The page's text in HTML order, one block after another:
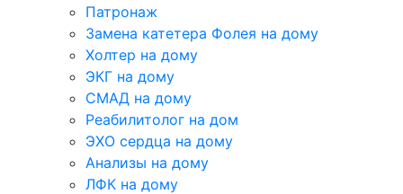
Патронаж
Замена катетера Фолея на дому
Холтер на дому
ЭКГ на дому
СМАД на дому
Реабилитолог на дом
ЭХО сердца на дому
Анализы на дому
ЛФК на дому